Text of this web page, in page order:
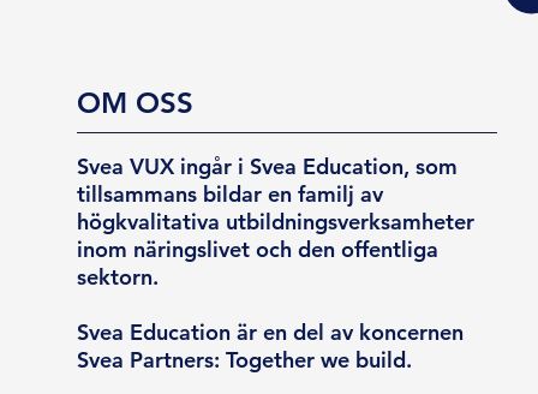
OM OSS
Svea VUX ingår i Svea Education, som
tillsammans bildar en familj av
högkvalitativa utbildningsverksamheter
inom näringslivet och den offentliga
sektorn.
Svea Education är en del av koncernen
Svea Partners: Together we build.